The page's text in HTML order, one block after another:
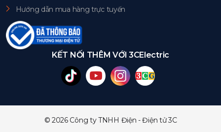
Hướng dẫn mua hàng trực tuyến
KẾT NỐI THÊM VỚI 3CElectric
© 2026 Công ty TNHH Điện - Điện tử 3C